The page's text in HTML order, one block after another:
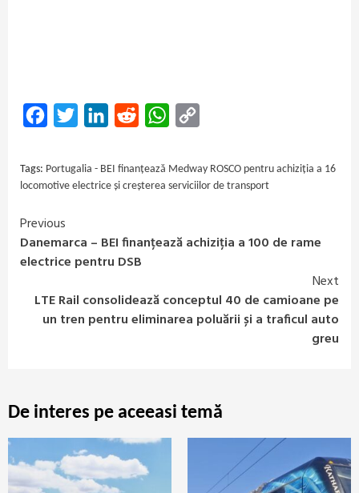
FacebookTwitter LinkedInReddit WhatsApp
Tags: Portugalia - BEI finanțează Medway ROSCO pentru achiziția a 16
locomotive electrice și creșterea serviciilor de transport
Continue
Reading
Previous
Danemarca – BEI finanțează achiziția a 100 de rame
electrice pentru DSB
Next
LTE Rail consolidează conceptul 40 de camioane pe
un tren pentru eliminarea poluării și a traficul auto
greu
De interes pe aceeasi temă